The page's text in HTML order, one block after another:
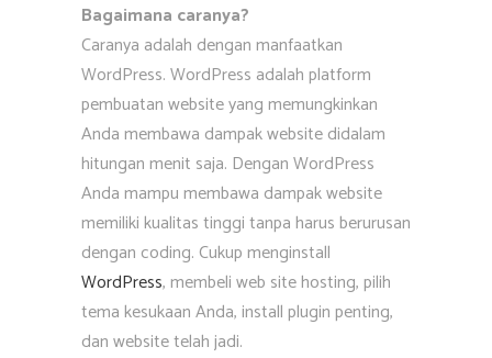
Bagaimana caranya?
Caranya adalah dengan manfaatkan
WordPress. WordPress adalah platform
pembuatan website yang memungkinkan
Anda membawa dampak website didalam
hitungan menit saja. Dengan WordPress
Anda mampu membawa dampak website
memiliki kualitas tinggi tanpa harus berurusan
dengan coding. Cukup menginstall
WordPress, membeli web site hosting, pilih
tema kesukaan Anda, install plugin penting,
dan website telah jadi.